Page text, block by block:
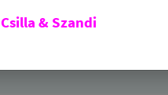
SPIRIT OF OM
Csilla & Szandi